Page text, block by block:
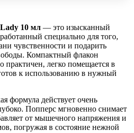
10 мл — это изысканный
специально для того,
чувственности и подарить
Компактный флакон
практичен, легко помещается в
к использованию в нужный
формула действует очень
Попперс мгновенно снимает
от мышечного напряжения и
погружая в состояние нежной